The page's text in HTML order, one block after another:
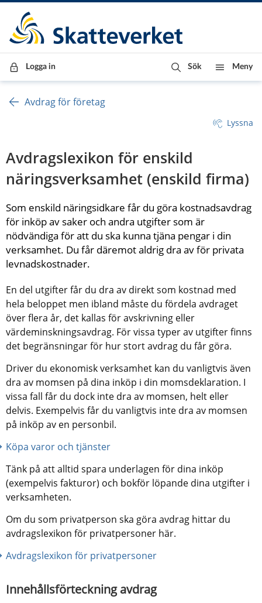
Till innehåll
Till navigationen
Till chattrobot
Logga in Sök Meny
Avdrag för företag
Lyssna
Avdragslexikon för enskild
näringsverksamhet (enskild firma)
Som enskild näringsidkare får du göra kostnadsavdrag
för inköp av saker och andra utgifter som är
nödvändiga för att du ska kunna tjäna pengar i din
verksamhet. Du får däremot aldrig dra av för privata
levnadskostnader.
En del utgifter får du dra av direkt som kostnad med
hela beloppet men ibland måste du fördela avdraget
över flera år, det kallas för avskrivning eller
värdeminskningsavdrag. För vissa typer av utgifter finns
det begränsningar för hur stort avdrag du får göra.
Driver du ekonomisk verksamhet kan du vanligtvis även
dra av momsen på dina inköp i din momsdeklaration. I
vissa fall får du dock inte dra av momsen, helt eller
delvis. Exempelvis får du vanligtvis inte dra av momsen
på inköp av en personbil.
Köpa varor och tjänster
Tänk på att alltid spara underlagen för dina inköp
(exempelvis fakturor) och bokför löpande dina utgifter i
verksamheten.
Om du som privatperson ska göra avdrag hittar du
avdragslexikon för privatpersoner här.
Avdragslexikon för privatpersoner
Innehållsförteckning avdrag